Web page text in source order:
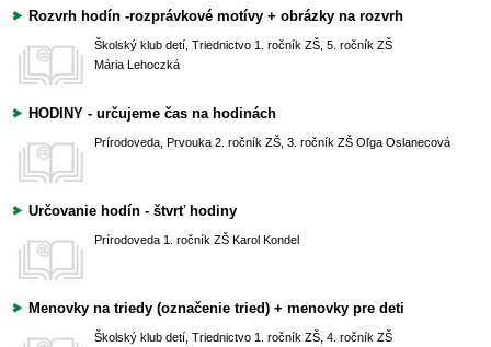
Rozvrh hodín -rozprávkové motívy + obrázky na rozvrh
Školský klub detí, Triednictvo 1. ročník ZŠ, 5. ročník ZŠ
Mária Lehoczká
HODINY - určujeme čas na hodinách
Prírodoveda, Prvouka 2. ročník ZŠ, 3. ročník ZŠ Oľga Oslanecová
Určovanie hodín - štvrť hodiny
Prírodoveda 1. ročník ZŠ Karol Kondel
Menovky na triedy (označenie tried) + menovky pre deti
Školský klub detí, Triednictvo 1. ročník ZŠ, 4. ročník ZŠ